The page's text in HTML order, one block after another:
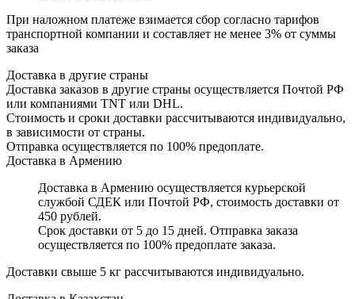
При наложном платеже взимается сбор согласно тарифов
транспортной компании и составляет не менее 3% от суммы
заказа
Доставка в другие страны
Доставка заказов в другие страны осуществляется Почтой РФ
или компаниями TNT или DHL.
Стоимость и сроки доставки рассчитываются индивидуально,
в зависимости от страны.
Отправка осуществляется по 100% предоплате.
Доставка в Армению
Доставка в Армению осуществляется курьерской
службой СДЕК или Почтой РФ, стоимость доставки от
450 рублей.
Срок доставки от 5 до 15 дней. Отправка заказа
осуществляется по 100% предоплате заказа.
Доставки свыше 5 кг рассчитываются индивидуально.